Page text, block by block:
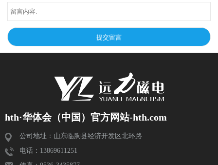
hth·华体会（中国）官方网站-hth.com
公司地址：山东临朐县经济开发区北环路
电话：13869611251